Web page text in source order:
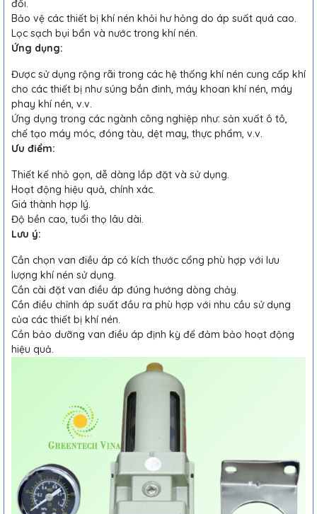
đổi.
Bảo vệ các thiết bị khí nén khỏi hư hỏng do áp suất quá cao.
Lọc sạch bụi bẩn và nước trong khí nén.
Ứng dụng:
Được sử dụng rộng rãi trong các hệ thống khí nén cung cấp khí
cho các thiết bị như súng bắn đinh, máy khoan khí nén, máy
phay khí nén, v.v.
Ứng dụng trong các ngành công nghiệp như: sản xuất ô tô,
chế tạo máy móc, đóng tàu, dệt may, thực phẩm, v.v.
Ưu điểm:
Thiết kế nhỏ gọn, dễ dàng lắp đặt và sử dụng.
Hoạt động hiệu quả, chính xác.
Giá thành hợp lý.
Độ bền cao, tuổi thọ lâu dài.
Lưu ý:
Cần chọn van điều áp có kích thước cổng phù hợp với lưu
lượng khí nén sử dụng.
Cần cài đặt van điều áp đúng hướng dòng chảy.
Cần điều chỉnh áp suất đầu ra phù hợp với nhu cầu sử dụng
của các thiết bị khí nén.
Cần bảo dưỡng van điều áp định kỳ để đảm bảo hoạt động
hiệu quả.